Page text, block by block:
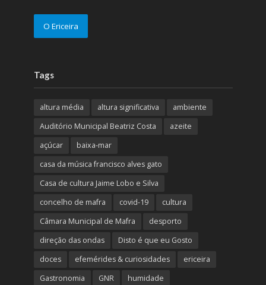
O Ericeira
Tags
altura média altura significativa
ambiente
Auditório Municipal Beatriz Costa
azeite
açúcar
baixa-mar
casa da música francisco alves gato
Casa de cultura Jaime Lobo e Silva
concelho de mafra
covid-19
cultura
Câmara Municipal de Mafra
desporto
direção das ondas
Disto é que eu Gosto
doces
efemérides & curiosidades
ericeira
Gastronomia
GNR
humidade